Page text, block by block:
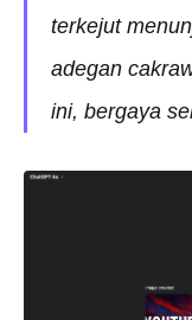
terkejut
adegan
ini, bergaya